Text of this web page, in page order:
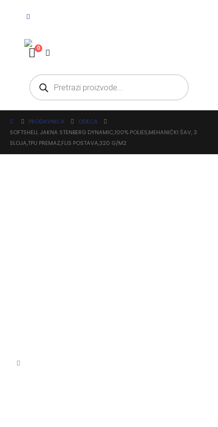
0
PRODAVNICA
ODECA
SOFTSHELL JAKNA STENBERG DYNAMIC,100% POLIES,MEHANIČKI ŠAV, 3
SLOJA,TPU PREMAZ,FLIS POSTAVA,320 G/M2